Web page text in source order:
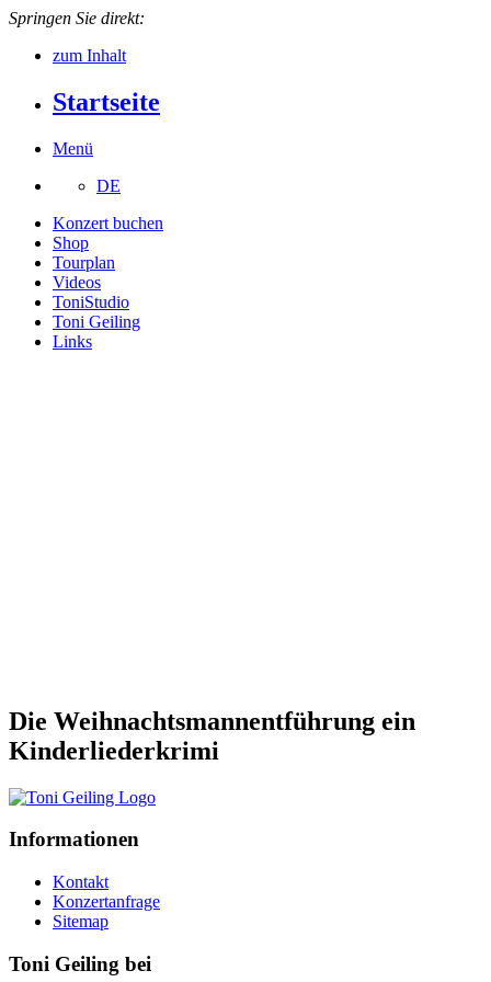
Springen Sie direkt:
zum Inhalt
Startseite
Menü
DE
Konzert buchen
Shop
Tourplan
Videos
ToniStudio
Toni Geiling
Links
Die Weihnachtsmannentführung ein
Kinderliederkrimi
Informationen
Kontakt
Konzertanfrage
Sitemap
Toni Geiling bei